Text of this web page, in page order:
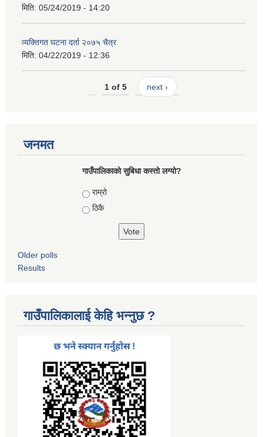
मिति: 05/24/2019 - 14:20
व्यक्तिगत घटना दर्ता २०७५ चैत्र
मिति: 04/22/2019 - 12:36
1 of 5 next ›
जनमत
गाउँपालिकाको सुबिधा कस्तो लग्यो?
Choices
राम्रो
ठिकै
Older polls
Results
गाउँपालिकालाई केहि भन्नुछ ?